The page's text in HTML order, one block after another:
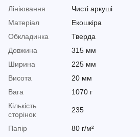
Лініювання
Чисті аркуші
Матеріал
Екошкіра
Обкладинка
Тверда
Довжина
315 мм
Ширина
225 мм
Висота
20 мм
Вага
1070 г
Кількість
сторінок
235
Папір
80 г/м²